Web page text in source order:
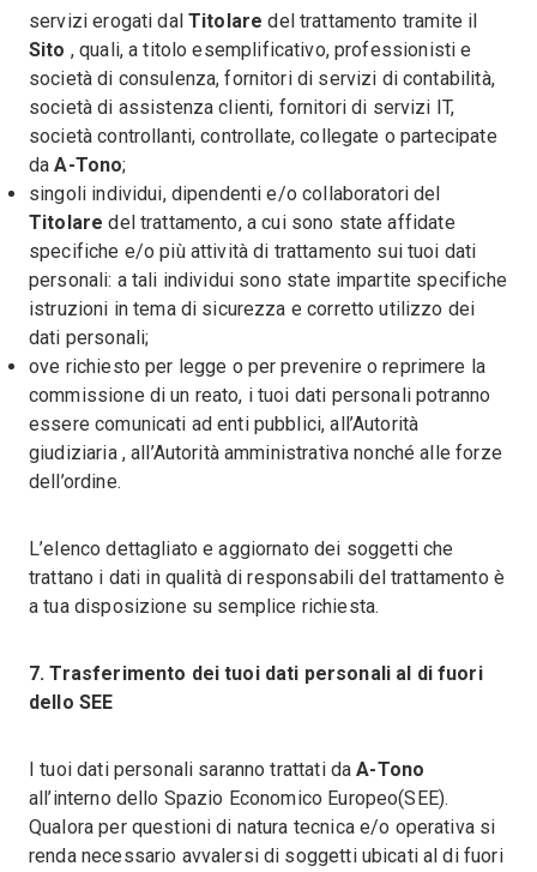
servizi erogati dalTitolare del trattamento tramite il
Sito , quali, a titolo esemplificativo, professionisti e
società di consulenza, fornitori di servizi di contabilità,
società di assistenza clienti, fornitori di servizi IT,
società controllanti, controllate, collegate o partecipate
daA-Tono;
singoli individui, dipendenti e/o collaboratori del
Titolare del trattamento, a cui sono state affidate
specifiche e/o più attività di trattamento sui tuoi dati
personali: a tali individui sono state impartite specifiche
istruzioni in tema di sicurezza e corretto utilizzo dei
dati personali;
ove richiesto per legge o per prevenire o reprimere la
commissione di un reato, i tuoi dati personali potranno
essere comunicati ad enti pubblici, all’Autorità
giudiziaria , all’Autorità amministrativa nonché alle forze
dell’ordine.
L’elenco dettagliato e aggiornato dei soggetti che
trattano i dati in qualità di responsabili del trattamento è
a tua disposizione su semplice richiesta.
7. Trasferimento dei tuoi dati personali al di fuori
dello SEE
I tuoi dati personali saranno trattati daA-Tono
all’interno dello Spazio Economico Europeo(SEE).
Qualora per questioni di natura tecnica e/o operativa si
renda necessario avvalersi di soggetti ubicati al di fuori